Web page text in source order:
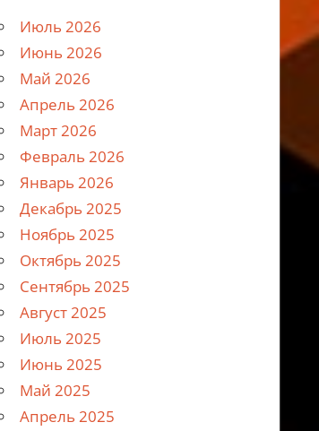
Июль 2026
Июнь 2026
Май 2026
Апрель 2026
Март 2026
Февраль 2026
Январь 2026
Декабрь 2025
Ноябрь 2025
Октябрь 2025
Сентябрь 2025
Август 2025
Июль 2025
Июнь 2025
Май 2025
Апрель 2025